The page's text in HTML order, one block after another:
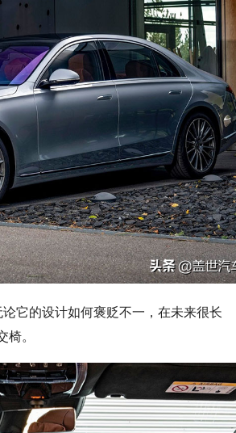
它的设计如何褒贬不一，在未来很长
。